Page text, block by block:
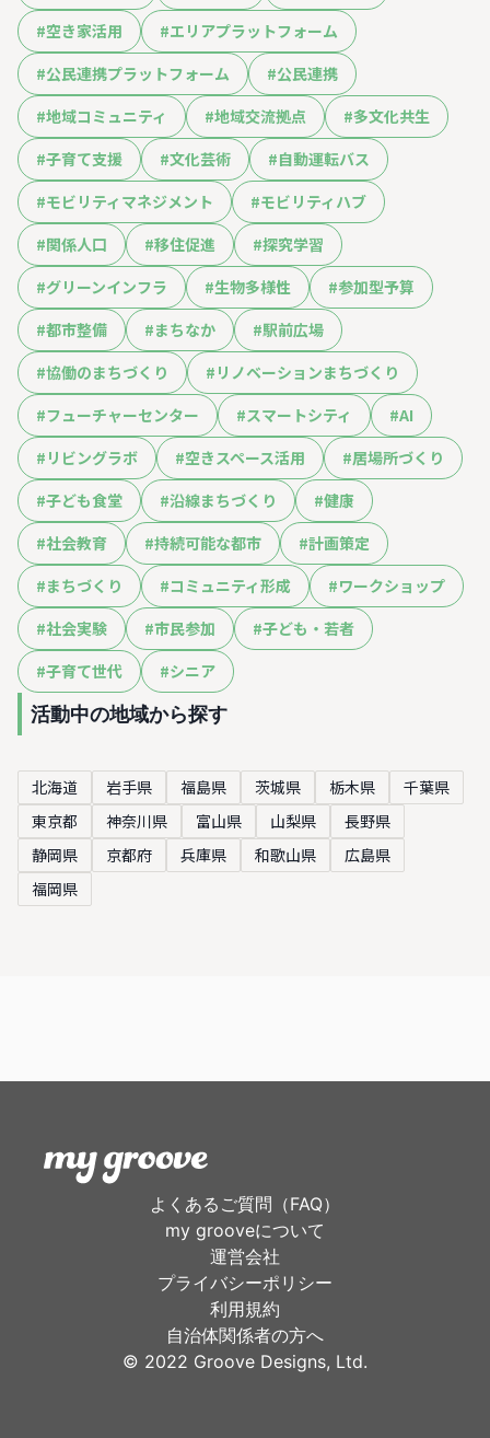
#空き家活用 #エリアプラットフォーム
#公民連携プラットフォーム #公民連携
#地域コミュニティ #地域交流拠点 #多文化共生
#子育て支援 #文化芸術 #自動運転バス
#モビリティマネジメント #モビリティハブ
#関係人口 #移住促進 #探究学習
#グリーンインフラ #生物多様性 #参加型予算
#都市整備 #まちなか #駅前広場
#協働のまちづくり # リノベーションまちづくり
#フューチャーセンター #スマートシティ #AI
# リビングラボ #空きスペース活用 #居場所づくり
#子ども食堂 #沿線まちづくり #健康
#社会教育 #持続可能な都市 #計画策定
#まちづくり #コミュニティ形成 #ワークショップ
#社会実験 #市民参加 #子ども・若者
#子育て世代 #シニア
活動中の地域から探す
北海道 岩手県 福島県 茨城県 栃木県
千葉県
東京都
神奈川県 富山県 山梨県
長野県
静岡県
京都府 兵庫県 和歌山県
広島県
福岡県
よくあるご質問（FAQ）
my grooveについて
運営会社
プライバシーポリシー
利用規約
自治体関係者の方へ
©︎ 2022 Groove Designs, Ltd.